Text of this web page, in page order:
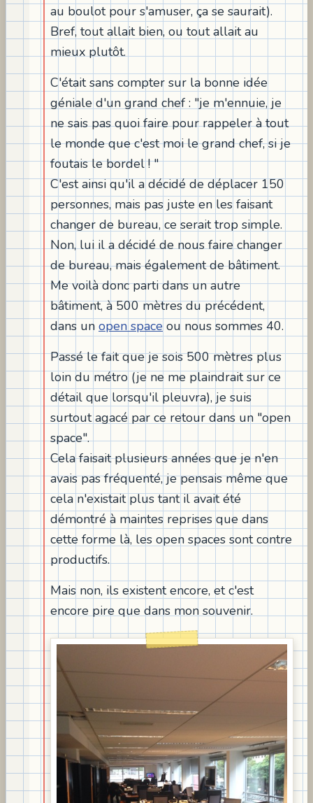
au boulot pour s'amuser, ça se saurait).
Bref, tout allait bien, ou tout allait au
mieux plutôt.
C'était sans compter sur la bonne idée
géniale d'un grand chef : "je m'ennuie, je
ne sais pas quoi faire pour rappeler à tout
le monde que c'est moi le grand chef, si je
foutais le bordel ! "
C'est ainsi qu'il a décidé de déplacer 150
personnes, mais pas juste en les faisant
changer de bureau, ce serait trop simple.
Non, lui il a décidé de nous faire changer
de bureau, mais également de bâtiment.
Me voilà donc parti dans un autre
bâtiment, à 500 mètres du précédent,
dans un open space ou nous sommes 40.
Passé le fait que je sois 500 mètres plus
loin du métro (je ne me plaindrait sur ce
détail que lorsqu'il pleuvra), je suis
surtout agacé par ce retour dans un "open
space".
Cela faisait plusieurs années que je n'en
avais pas fréquenté, je pensais même que
cela n'existait plus tant il avait été
démontré à maintes reprises que dans
cette forme là, les open spaces sont contre
productifs.
Mais non, ils existent encore, et c'est
encore pire que dans mon souvenir.